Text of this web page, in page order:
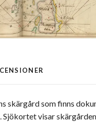
skärgård som finns
Sjökortet visar